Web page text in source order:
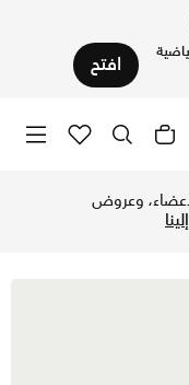
افتح
وعروض